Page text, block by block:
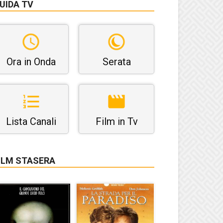
TV
Ora in Onda Serata
Lista Canali Film in Tv
STASERA